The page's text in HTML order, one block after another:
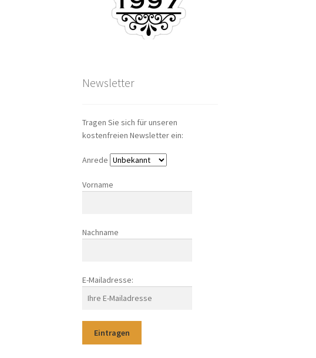
Newsletter
Tragen Sie sich für unseren
kostenfreien Newsletter ein:
Anrede
Vorname
Nachname
E-Mailadresse: